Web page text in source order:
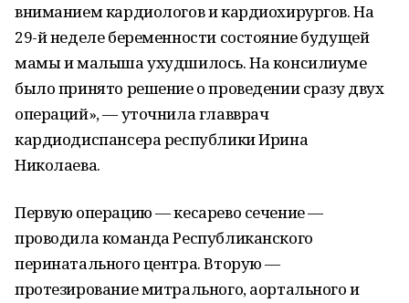
вниманием кардиологов и кардиохирургов. На
29-й неделе беременности состояние будущей
мамы и малыша ухудшилось. На консилиуме​
было принято решение о проведении сразу двух
операций», — уточнила главврач
кардиодиспансера республики Ирина
Николаева.
Первую операцию — кесарево сечение —
проводила команда Республиканского
перинатального центра. Вторую —
протезирование митрального, аортального и